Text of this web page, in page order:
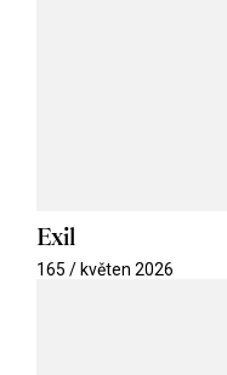
Exil
165 / květen 2026